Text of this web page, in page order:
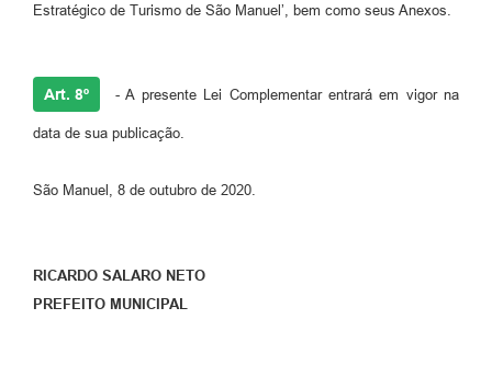
Estratégico de Turismo de São Manuel’, bem como seus Anexos.
Art. 8º - A presente Lei Complementar entrará em vigor na
data de sua publicação.
São Manuel, 8 de outubro de 2020.
RICARDO SALARO NETO
PREFEITO MUNICIPAL